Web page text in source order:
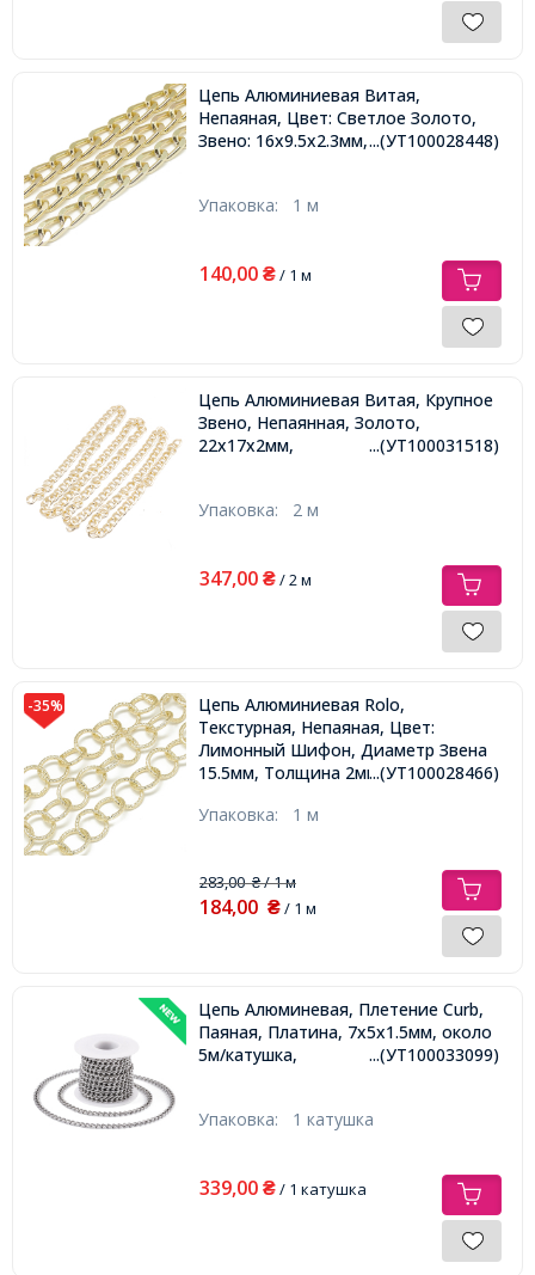
Цепь Алюминиевая Витая,
Непаяная, Цвет: Светлое Золото,
Звено: 16х9.5х2.3мм,...(УТ100028448)
Упаковка: 1 м
140,00 ₴/ 1 м
Цепь Алюминиевая Витая, Крупное
Звено, Непаянная, Золото,
22х17х2мм,
...(УТ100031518)
Упаковка: 2 м
347,00 ₴/ 2 м
-35%
Цепь Алюминиевая Rolo,
Текстурная, Непаяная, Цвет:
Лимонный Шифон, Диаметр Звена
15.5мм, Толщина 2мм,...(УТ100028466)
Упаковка: 1 м
283,00₴/ 1 м
184,00 ₴/ 1 м
Цепь Алюминевая, Плетение Curb,
Паяная, Платина, 7х5х1.5мм, около
5м/катушка,
...(УТ100033099)
Упаковка: 1 катушка
339,00 ₴/ 1 катушка